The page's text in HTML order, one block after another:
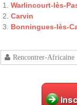
Warlincourt-lès-
Carvin
Bonningues-lès-
Rencontrer-Africaine